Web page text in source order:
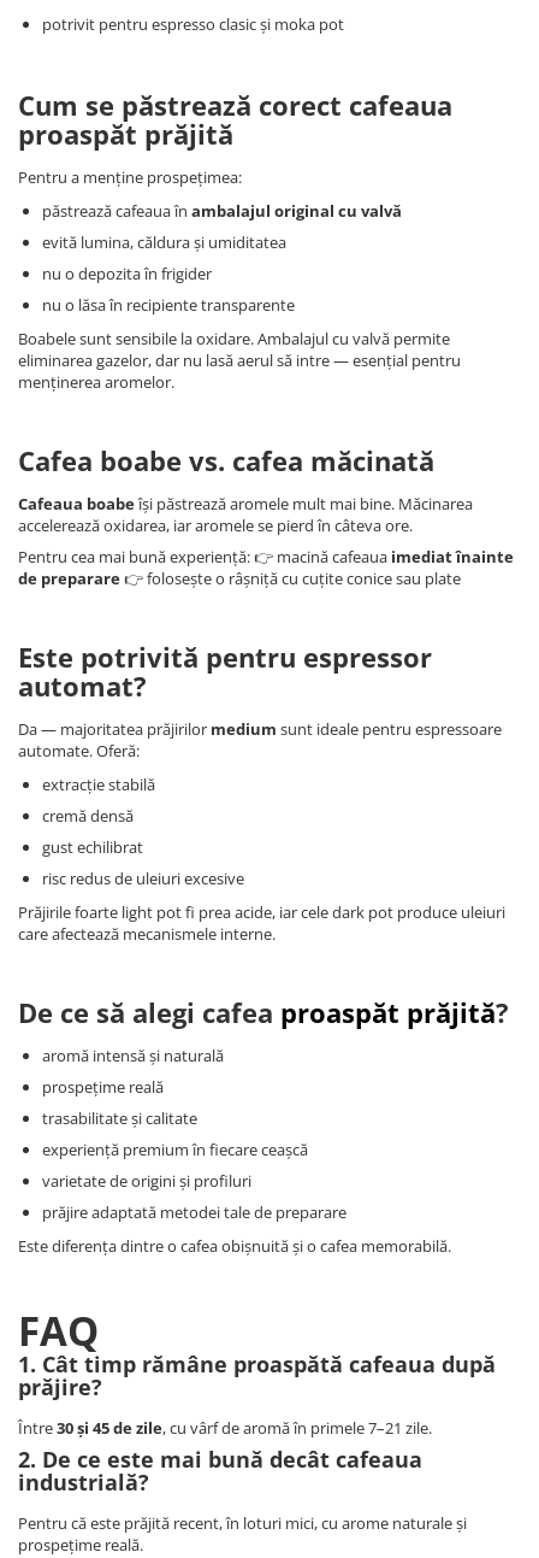
potrivit pentru espresso clasic și moka pot
Cum se păstrează corect cafeaua
proaspăt prăjită
Pentru a menține prospețimea:
păstrează cafeaua în ambalajul original cu valvă
evită lumina, căldura și umiditatea
nu o depozita în frigider
nu o lăsa în recipiente transparente
Boabele sunt sensibile la oxidare. Ambalajul cu valvă permite
eliminarea gazelor, dar nu lasă aerul să intre — esențial pentru
menținerea aromelor.
Cafea boabe vs. cafea măcinată
Cafeaua boabeîși păstrează aromele mult mai bine. Măcinarea
accelerează oxidarea, iar aromele se pierd în câteva ore.
Pentru cea mai bună experiență: 👉 macină cafeaua imediat înainte
de preparare👉 folosește o râșniță cu cuțite conice sau plate
Este potrivită pentru espressor
automat?
Da — majoritatea prăjirilor medium sunt ideale pentru espressoare
automate. Oferă:
extracție stabilă
cremă densă
gust echilibrat
risc redus de uleiuri excesive
Prăjirile foarte light pot fi prea acide, iar cele dark pot produce uleiuri
care afectează mecanismele interne.
De ce să alegi cafea proaspăt prăjită?
aromă intensă și naturală
prospețime reală
trasabilitate și calitate
experiență premium în fiecare ceașcă
varietate de origini și profiluri
prăjire adaptată metodei tale de preparare
Este diferența dintre o cafea obișnuită și o cafea memorabilă.
FAQ
1. Cât timp rămâne proaspătă cafeaua după
prăjire?
Între30 și 45 de zile, cu vârf de aromă în primele 7–21 zile.
2. De ce este mai bună decât cafeaua
industrială?
Pentru că este prăjită recent, în loturi mici, cu arome naturale și
prospețime reală.